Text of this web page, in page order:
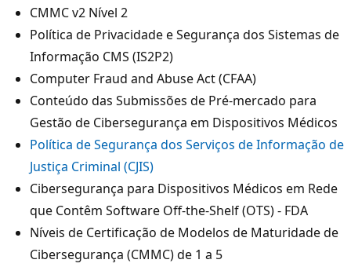
CMMC v2 Nível 2
Política de Privacidade e Segurança dos Sistemas de
Informação CMS (IS2P2)
Computer Fraud and Abuse Act (CFAA)
Conteúdo das Submissões de Pré-mercado para
Gestão de Cibersegurança em Dispositivos Médicos
Política de Segurança dos Serviços de Informação de
Justiça Criminal (CJIS)
Cibersegurança para Dispositivos Médicos em Rede
que Contêm Software Off-the-Shelf (OTS) - FDA
Níveis de Certificação de Modelos de Maturidade de
Cibersegurança (CMMC) de 1 a 5